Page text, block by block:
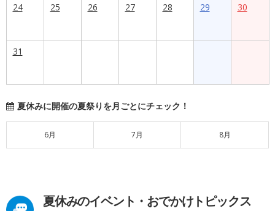
24 25 26 27 28 29 30
31
夏休みに開催の夏祭りを月ごとにチェック！
6月 7月 8月
夏休みのイベント・おでかけトピックス